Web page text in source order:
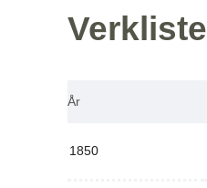
Verkliste
År
1850